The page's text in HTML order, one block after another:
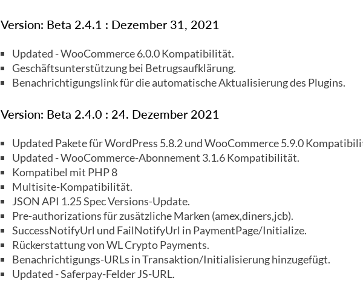
Version: Beta 2.4.1 : Dezember 31, 2021
Updated - WooCommerce 6.0.0 Kompatibilität.
Geschäftsunterstützung bei Betrugsaufklärung.
Benachrichtigungslink für die automatische Aktualisierung des Plugins.
Version: Beta 2.4.0 : 24. Dezember 2021
Updated Pakete für WordPress 5.8.2 und WooCommerce 5.9.0
Updated - WooCommerce-Abonnement 3.1.6 Kompatibilität.
Kompatibel mit PHP 8
Multisite-Kompatibilität.
JSON API 1.25 Spec Versions-Update.
Pre-authorizations für zusätzliche Marken (amex,diners,jcb).
SuccessNotifyUrl und FailNotifyUrl in PaymentPage/Initialize.
Rückerstattung von WL Crypto Payments.
Benachrichtigungs-URLs in Transaktion/Initialisierung hinzugefügt.
Updated - Saferpay-Felder JS-URL.